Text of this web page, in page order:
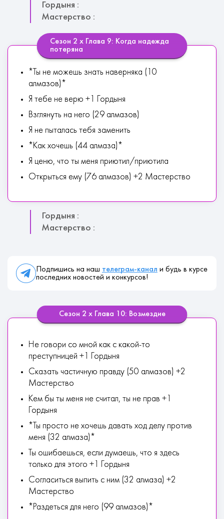
Гордыня :
Мастерство :
Сезон 2 х Глава 9: Когда надежда
потеряна
*Ты не можешь знать наверняка (10
алмазов)*
Я тебе не верю +1 Гордыня
Взглянуть на него (29 алмазов)
Я не пыталась тебя заменить
*Как хочешь (44 алмаза)*
Я ценю, что ты меня приютил/приютила
Открыться ему (76 алмазов) +2 Мастерство
Гордыня :
Мастерство :
Подпишись на наш телеграм-канал и будь в курсе
последних новостей и конкурсов!
Сезон 2 х Глава 10: Возмездие
Не говори со мной как с какой-то
преступницей +1 Гордыня
Сказать частичную правду (50 алмазов) +2
Мастерство
Кем бы ты меня не считал, ты не прав +1
Гордыня
*Ты просто не хочешь давать ход делу против
меня (32 алмаза)*
Ты ошибаешься, если думаешь, что я здесь
только для этого +1 Гордыня
Согласиться выпить с ним (32 алмаза) +2
Мастерство
*Раздеться для него (99 алмазов)*